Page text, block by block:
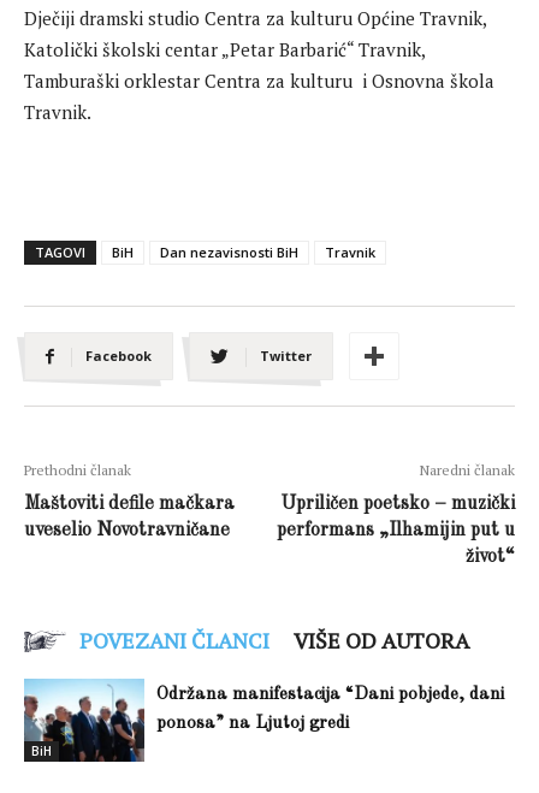
Dječiji dramski studio Centra za kulturu Općine Travnik,
Katolički školski centar „Petar Barbarić“ Travnik,
Tamburaški orklestar Centra za kulturu i Osnovna škola
Travnik.
TAGOVI BiH Dan nezavisnosti BiH Travnik
Facebook Twitter
Prethodni članak
Maštoviti defile mačkara
uveselio Novotravničane
Naredni članak
Upriličen poetsko – muzički
performans „Ilhamijin put u
život“
POVEZANI ČLANCI VIŠE OD AUTORA
BiH
Održana manifestacija “Dani pobjede, dani
ponosa” na Ljutoj gredi